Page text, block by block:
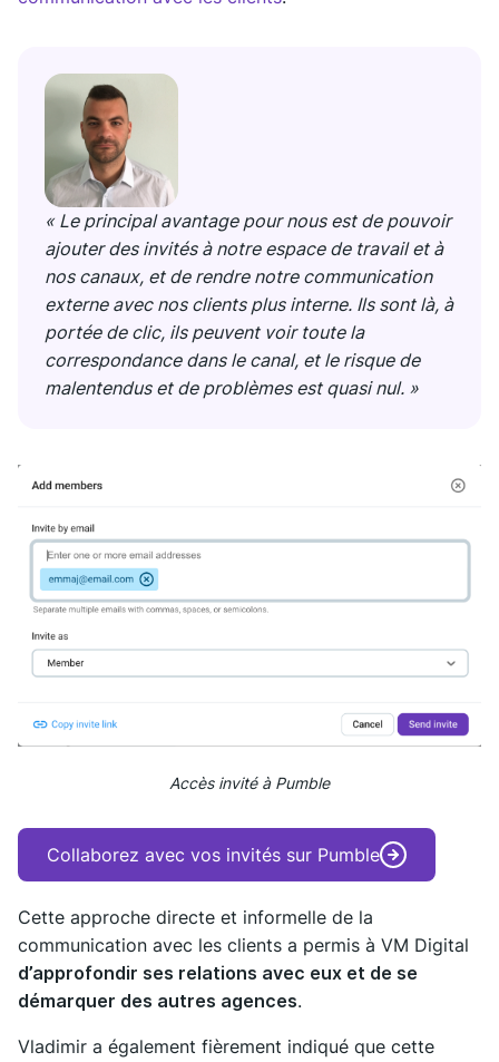
« Le principal avantage pour nous est de pouvoir
ajouter des invités à notre espace de travail et à
nos canaux, et de rendre notre communication
externe avec nos clients plus interne. Ils sont là, à
portée de clic, ils peuvent voir toute la
correspondance dans le canal, et le risque de
malentendus et de problèmes est quasi nul. »
Accès invité à Pumble
Collaborez avec vos invités sur Pumble
Cette approche directe et informelle de la
communication avec les clients a permis à VM Digital
d’approfondir ses relations avec eux et de se
démarquer des autres agences.
Vladimir a également fièrement indiqué que cette